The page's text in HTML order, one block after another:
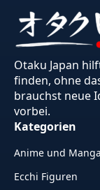
Otaku Japan
finden, ohne
brauchst neue
vorbei.
Kategorien
Anime und
Ecchi Figuren